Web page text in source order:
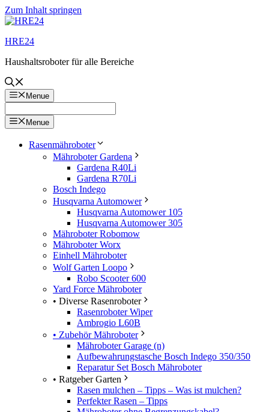
Zum Inhalt springen
HRE24
Haushaltsroboter für alle Bereiche
Menue
Menue
Rasenmähroboter
Mähroboter Gardena
Gardena R40Li
Gardena R70Li
Bosch Indego
Husqvarna Automower
Husqvarna Automower 105
Husqvarna Automower 305
Mähroboter Robomow
Mähroboter Worx
Einhell Mähroboter
Wolf Garten Loopo
Robo Scooter 600
Yard Force Mähroboter
• Diverse Rasenroboter
Rasenroboter Wiper
Ambrogio L60B
• Zubehör Mähroboter
Mähroboter Garage (n)
Aufbewahrungstasche Bosch Indego 350/350
Reparatur Set Bosch Mähroboter
• Ratgeber Garten
Rasen mulchen – Tipps – Was ist mulchen?
Perfekter Rasen – Tipps